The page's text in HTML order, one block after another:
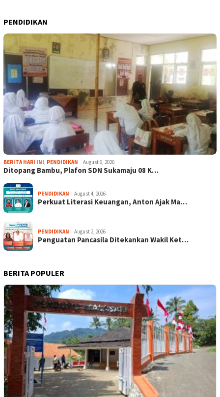
PENDIDIKAN
BERITA HARI INI PENDIDIKAN August 6, 2026
Ditopang Bambu, Plafon SDN Sukamaju 08 K…
PENDIDIKAN August 4, 2026
Perkuat Literasi Keuangan, Anton Ajak Ma…
PENDIDIKAN August 2, 2026
Penguatan Pancasila Ditekankan Wakil Ket…
BERITA POPULER